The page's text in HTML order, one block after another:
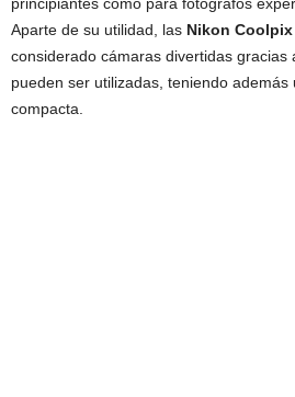
Aparte de su utilidad, las Nikon Coolpix
considerado cámaras divertidas gracias
pueden ser utilizadas, teniendo
compacta.